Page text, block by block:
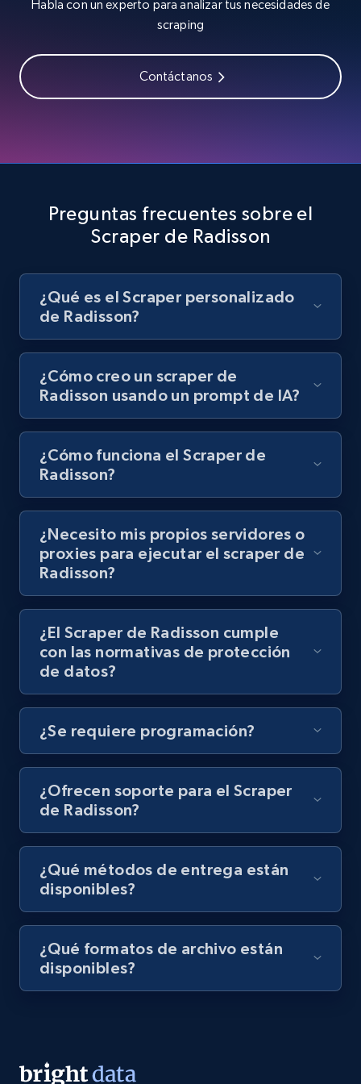
Youtube - Videos posts - Search videos by
URL, Title, Youtuber, Youtuber md5, Video url,
8K+ 713+ Prueba gratuita
Youtube - Videos posts - Collect YouTube
posts by hashtags
by Explore page URL
URL, Title, Youtuber, Youtuber md5, Video url,
Video length, Likes, Views, and more.
8K+ 713+ Prueba gratuita
Youtube - Videos posts - Discovery videos
by podcast url
Video length, Likes, Views, and more.
URL, Product name, Product rating, Product
rating object, Product rating max, Rating,
7.4K+ 870+
URL, Post id, Description, Create time, Digg
Habla con un experto para analizar tus necesidades de
scraping
Contáctanos
Preguntas frecuentes sobre el
Scraper de Radisson
¿Qué es el Scraper personalizado
de Radisson?
¿Cómo creo un scraper de
Radisson usando un prompt de IA?
¿Cómo funciona el Scraper de
Radisson?
¿Necesito mis propios servidores o
proxies para ejecutar el scraper de
Radisson?
¿El Scraper de Radisson cumple
con las normativas de protección
de datos?
¿Se requiere programación?
¿Ofrecen soporte para el Scraper
de Radisson?
¿Qué métodos de entrega están
disponibles?
¿Qué formatos de archivo están
disponibles?